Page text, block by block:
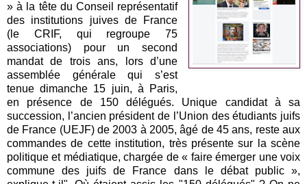
» à la tête du Conseil représentatif
des institutions juives de France
(le CRIF, qui regroupe 75
associations) pour un second
mandat de trois ans, lors d’une
assemblée générale qui s’est
tenue dimanche 15 juin, à Paris,
en présence de 150 délégués. Unique candidat à sa
succession, l’ancien président de l’Union des étudiants juifs
de France (UEJF) de 2003 à 2005, âgé de 45 ans, reste aux
commandes de cette institution, très présente sur la scène
politique et médiatique, chargée de « faire émerger une voix
commune des juifs de France dans le débat public »,